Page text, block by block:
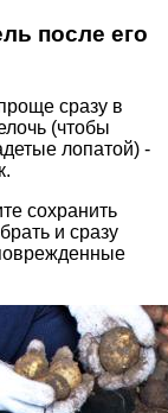
после его
сразу в
(чтобы
лопатой) -
сохранить
и сразу